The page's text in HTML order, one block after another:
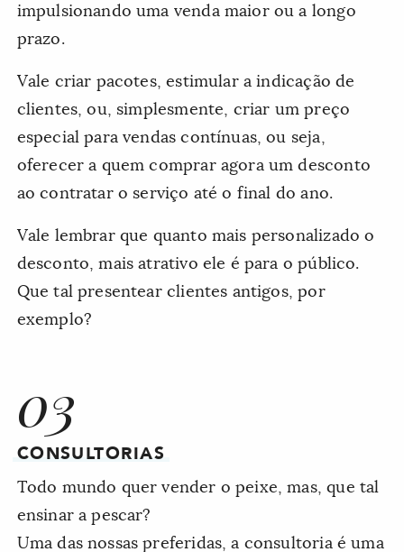
impulsionando uma venda maior ou a longo
prazo.
Vale criar pacotes, estimular a indicação de
clientes, ou, simplesmente, criar um preço
especial para vendas contínuas, ou seja,
oferecer a quem comprar agora um desconto
ao contratar o serviço até o final do ano.
Vale lembrar que quanto mais personalizado o
desconto, mais atrativo ele é para o público.
Que tal presentear clientes antigos, por
exemplo?
03
CONSULTORIAS
Todo mundo quer vender o peixe, mas, que tal
ensinar a pescar?
Uma das nossas preferidas, a consultoria é uma